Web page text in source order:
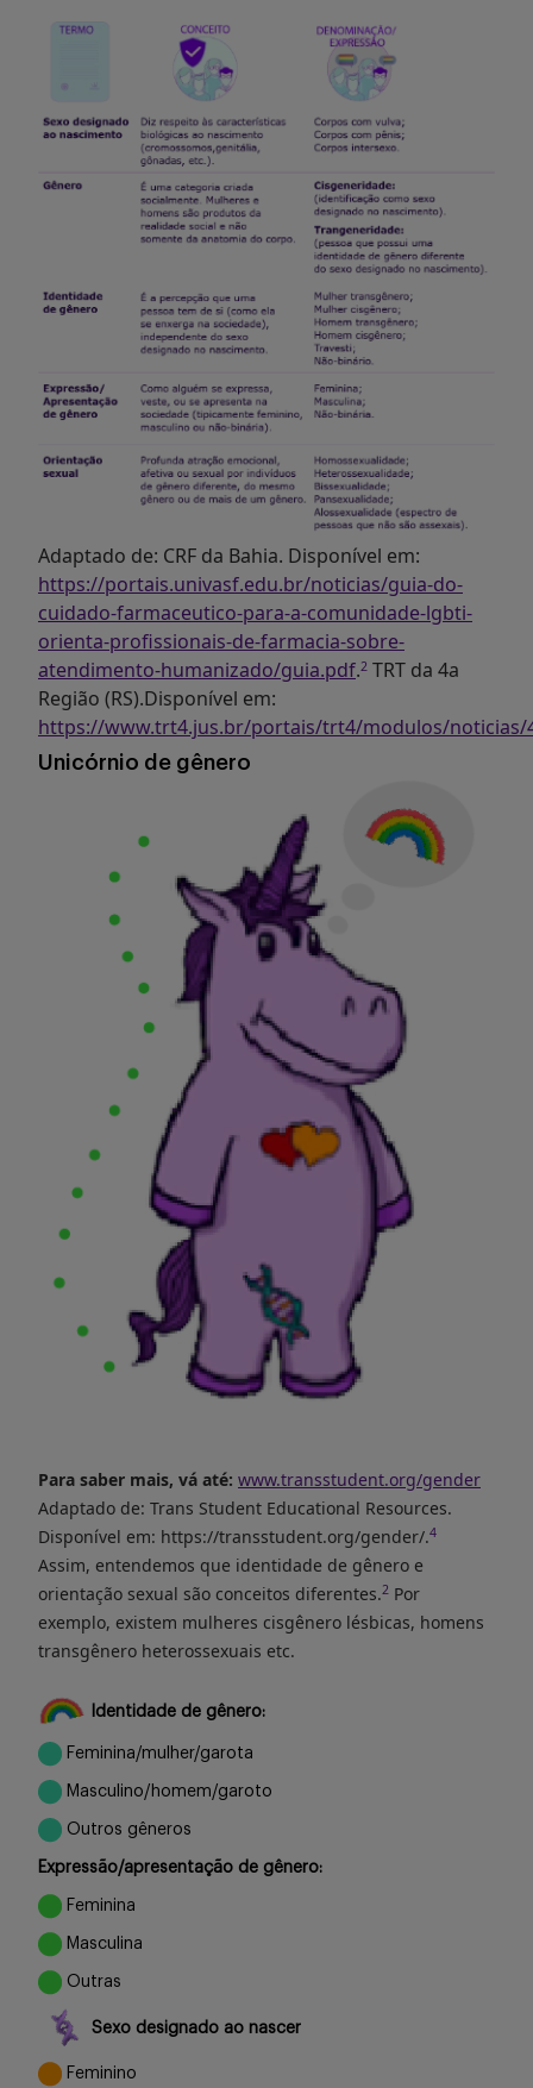
Adaptado de: CRF da Bahia. Disponível em:
https://portais.univasf.edu.br/noticias/guia-do-
cuidado-farmaceutico-para-a-comunidade-lgbti-
orienta-profissionais-de-farmacia-sobre-
atendimento-humanizado/guia.pdf.2 TRT da 4a
Região (RS).Disponível em:
https://www.trt4.jus.br/portais/trt4/modulos/noticias/
Unicórnio de gênero
Para saber mais, vá até: www.transstudent.org/gender
Adaptado de: Trans Student Educational Resources.
Disponível em: https://transstudent.org/gender/.4
Assim, entendemos que identidade de gênero e
orientação sexual são conceitos diferentes.2 Por
exemplo, existem mulheres cisgênero lésbicas, homens
transgênero heterossexuais etc.
Identidade de gênero:
Feminina/mulher/garota
Masculino/homem/garoto
Outros gêneros
Expressão/apresentação de gênero:
Feminina
Masculina
Outras
Sexo designado ao nascer
Feminino